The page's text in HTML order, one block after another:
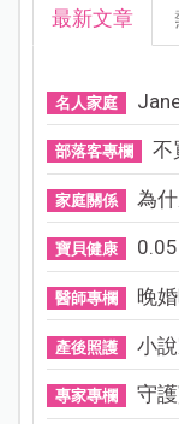
最新文章
名人家庭
部落客專欄 不
家庭關係 為
寶貝健康
醫師專欄 晚
產後照護 小
專家專欄 守